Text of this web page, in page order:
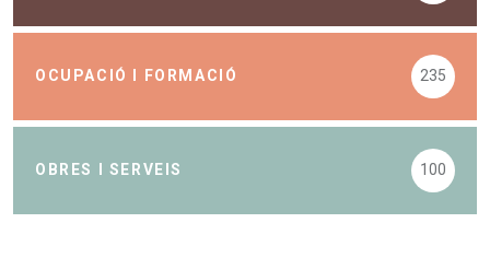
OCUPACIÓ I FORMACIÓ 235
OBRES I SERVEIS 100